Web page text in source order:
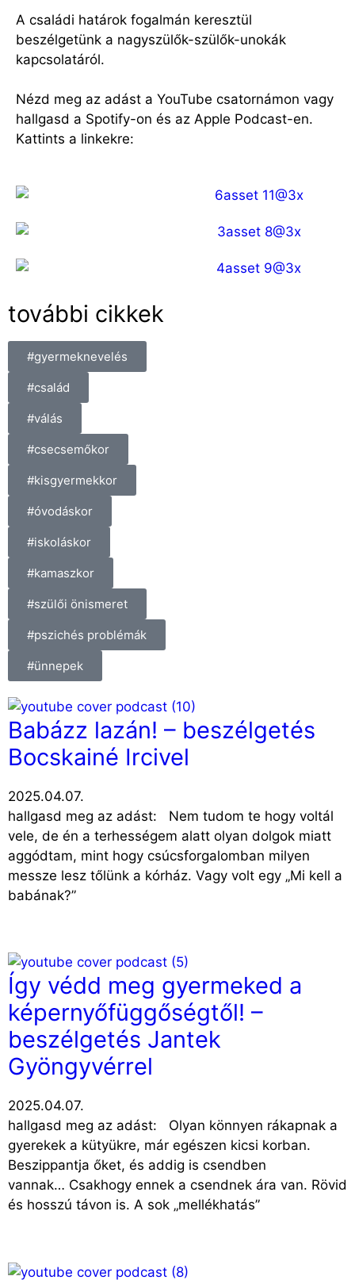
A családi határok fogalmán keresztül
beszélgetünk a nagyszülők-szülők-unokák
kapcsolatáról.
Nézd meg az adást a YouTube csatornámon vagy
hallgasd a Spotify-on és az Apple Podcast-en.
Kattints a linkekre:
további cikkek
#gyermeknevelés
#család
#válás
#csecsemőkor
#kisgyermekkor
#óvodáskor
#iskoláskor
#kamaszkor
#szülői önismeret
#pszichés problémák
#ünnepek
Babázz lazán! – beszélgetés
Bocskainé Ircivel
2025.04.07.
hallgasd meg az adást: Nem tudom te hogy voltál
vele, de én a terhességem alatt olyan dolgok miatt
aggódtam, mint hogy csúcsforgalomban milyen
messze lesz tőlünk a kórház. Vagy volt egy „Mi kell a
babának?”
Így védd meg gyermeked a
képernyőfüggőségtől! –
beszélgetés Jantek
Gyöngyvérrel
2025.04.07.
hallgasd meg az adást: Olyan könnyen rákapnak a
gyerekek a kütyükre, már egészen kicsi korban.
Beszippantja őket, és addig is csendben
vannak… Csakhogy ennek a csendnek ára van. Rövid
és hosszú távon is. A sok „mellékhatás”